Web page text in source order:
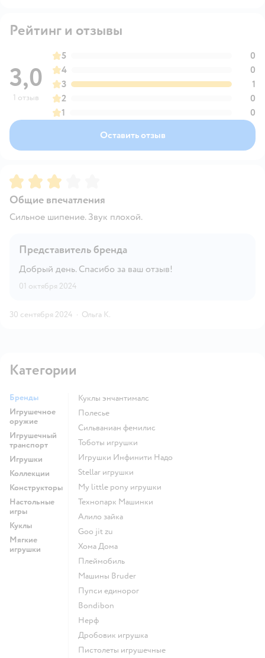
Рейтинг и отзывы
3,0
1 отзыв
5
0
4
0
3
1
2
0
1
0
Оставить отзыв
Рейтинг:3
Общие впечатления
Сильное шипение. Звук плохой.
Представитель бренда
Добрый день. Спасибо за ваш отзыв!
01 октября 2024
30 сентября 2024 · Ольга К.
Категории
Бренды
Игрушечное
оружие
Игрушечный
транспорт
Игрушки
Коллекции
Конструкторы
Настольные
игры
Куклы
Мягкие
игрушки
Куклы энчантималс
Полесье
Сильваниан фемилис
Тоботы игрушки
Игрушки Инфинити Надо
Stellar игрушки
my little pony игрушки
Технопарк Машинки
Алило зайка
Goo jit zu
Хома Дома
Плеймобиль
Машины Bruder
Пупси единорог
Bondibon
Нерф
Дробовик игрушка
Пистолеты игрушечные